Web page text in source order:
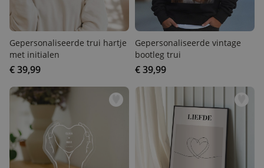
Gepersonaliseerde trui
hartje met initialen
€ 39,99
Gepersonaliseerde vintage
bootleg trui
€ 39,99